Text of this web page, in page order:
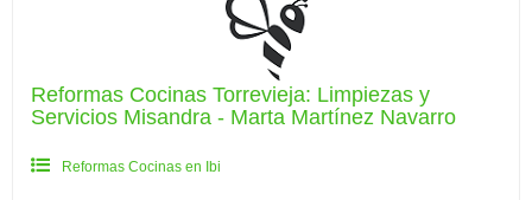
Reformas Cocinas Torrevieja: Limpiezas y
Servicios Misandra - Marta Martínez Navarro
Reformas Cocinas en Ibi